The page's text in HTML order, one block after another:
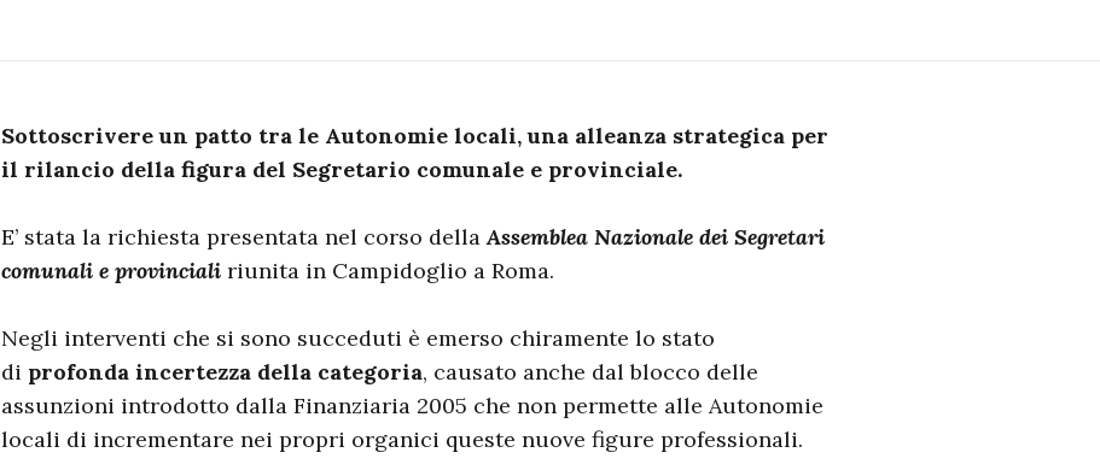
Sottoscrivere un patto tra le Autonomie locali, una alleanza strategica per
il rilancio della figura del Segretario comunale e provinciale.
E’ stata la richiesta presentata nel corso dellaAssemblea Nazionale dei Segretari
comunali e provinciali riunita in Campidoglio a Roma.
Negli interventi che si sono succeduti è emerso chiramente lo stato
di profonda incertezza della categoria, causato anche dal blocco delle
assunzioni introdotto dalla Finanziaria 2005 che non permette alle Autonomie
locali di incrementare nei propri organici queste nuove figure professionali.